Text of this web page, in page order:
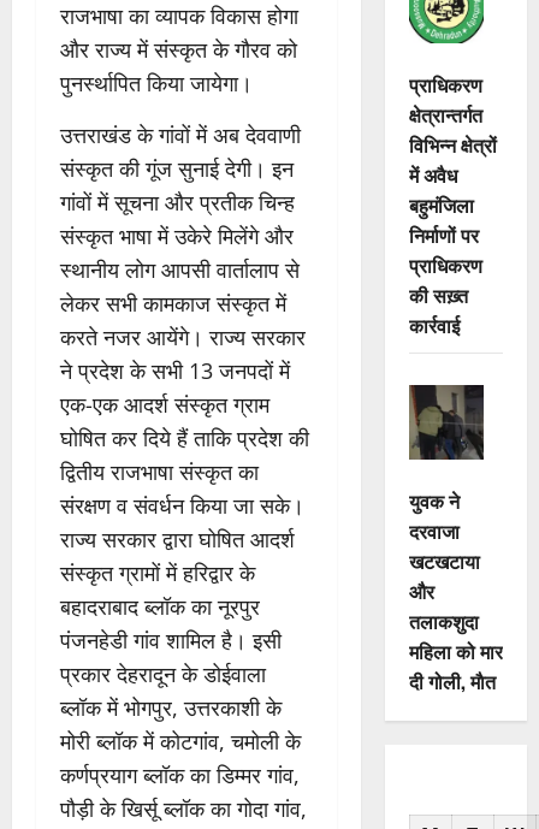
राजभाषा का व्यापक विकास होगा
और राज्य में संस्कृत के गौरव को
पुनर्स्थापित किया जायेगा।
उत्तराखंड के गांवों में अब देववाणी
संस्कृत की गूंज सुनाई देगी। इन
गांवों में सूचना और प्रतीक चिन्ह
संस्कृत भाषा में उकेरे मिलेंगे और
स्थानीय लोग आपसी वार्तालाप से
लेकर सभी कामकाज संस्कृत में
करते नजर आयेंगे। राज्य सरकार
ने प्रदेश के सभी 13 जनपदों में
एक-एक आदर्श संस्कृत ग्राम
घोषित कर दिये हैं ताकि प्रदेश की
द्वितीय राजभाषा संस्कृत का
संरक्षण व संवर्धन किया जा सके।
राज्य सरकार द्वारा घोषित आदर्श
संस्कृत ग्रामों में हरिद्वार के
बहादराबाद ब्लॉक का नूरपुर
पंजनहेडी गांव शामिल है। इसी
प्रकार देहरादून के डोईवाला
ब्लॉक में भोगपुर, उत्तरकाशी के
मोरी ब्लॉक में कोटगांव, चमोली के
कर्णप्रयाग ब्लॉक का डिम्मर गांव,
पौड़ी के खिर्सू ब्लॉक का गोदा गांव,
प्राधिकरण
क्षेत्रान्तर्गत
विभिन्न क्षेत्रों
में अवैध
बहुमंजिला
निर्माणों पर
प्राधिकरण
की सख़्त
कार्रवाई
युवक ने
दरवाजा
खटखटाया
और
तलाकशुदा
महिला को मार
दी गोली, माैत